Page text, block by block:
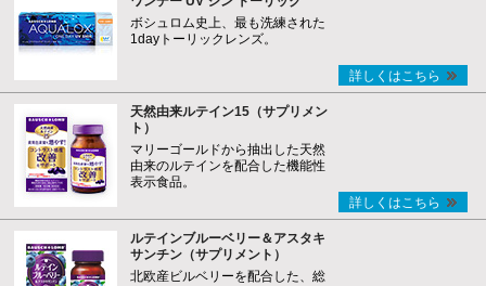
ボシュロム史上、最も洗練された
1dayトーリックレンズ。
詳しくはこちら
天然由来ルテイン15（サプリメン
ト）
マリーゴールドから抽出した天然
由来のルテインを配合した機能性
表示食品。
詳しくはこちら
ルテインブルーベリー＆アスタキ
サンチン（サプリメント）
北欧産ビルベリーを配合した、総